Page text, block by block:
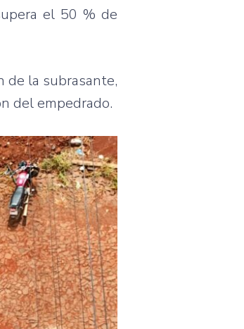
el 50 % de
de la subrasante,
del empedrado.